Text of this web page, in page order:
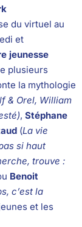
du virtuel au
et
jeunesse
plusieurs
la mythologie
& Orel, William
, Stéphane
(La vie
si haut
trouve :
Benoit
c’est la
et les